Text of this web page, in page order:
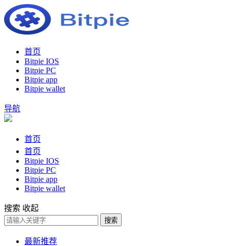
首页
Bitpie IOS
Bitpie PC
Bitpie app
Bitpie wallet
导航
首页
首页
Bitpie IOS
Bitpie PC
Bitpie app
Bitpie wallet
搜索 收起
搜索
最新推荐